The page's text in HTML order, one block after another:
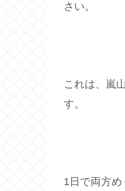
さい。
これは、嵐
す。
1日で両方め